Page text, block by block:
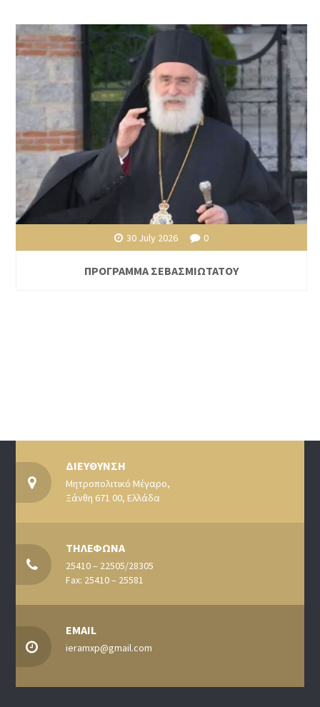
30 July 2026 0
ΠΡΟΓΡΑΜΜΑ ΣΕΒΑΣΜΙΩΤΑΤΟΥ
ΔΙΕΥΘΥΝΣΗ
Μητροπολιτικό Μέγαρο,
Ξάνθη 671 00, Ελλάδα
ΤΗΛΕΦΩΝΑ
25410 – 22505/28305
Fax: 25410 – 25581
EMAIL
ieramxp@gmail.com